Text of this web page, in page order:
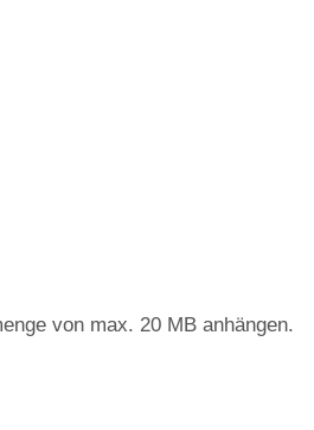
von max. 20 MB anhängen.